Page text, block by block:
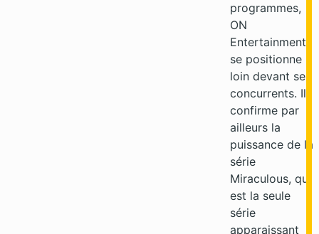
programmes,
ON
Entertainment
se positionne
loin devant ses
concurrents. Il
confirme par
ailleurs la
puissance de la
série
Miraculous, qui
est la seule
série
apparaissant